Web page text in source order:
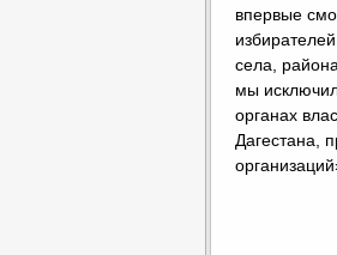
впервые
села,
мы
органах
Дагестана,